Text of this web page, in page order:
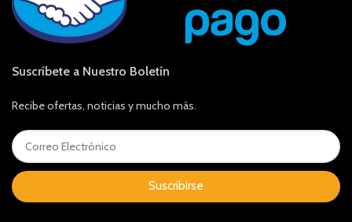
Suscríbete a Nuestro Boletín
Recibe ofertas, noticias y mucho más.
Suscribirse